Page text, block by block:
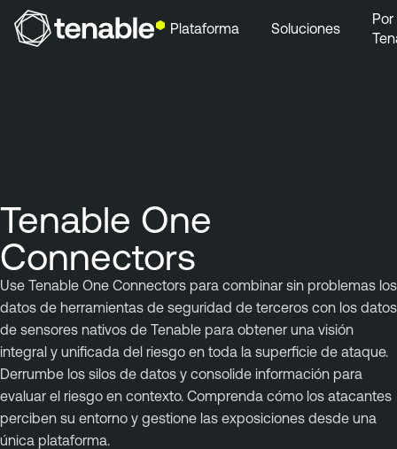
Plataforma Soluciones
Tenable One
Connectors
Use Tenable One Connectors para combinar sin problemas los
datos de herramientas de seguridad de terceros con los datos
de sensores nativos de Tenable para obtener una visión
integral y unificada del riesgo en toda la superficie de ataque.
Derrumbe los silos de datos y consolide información para
evaluar el riesgo en contexto. Comprenda cómo los atacantes
perciben su entorno y gestione las exposiciones desde una
única plataforma.